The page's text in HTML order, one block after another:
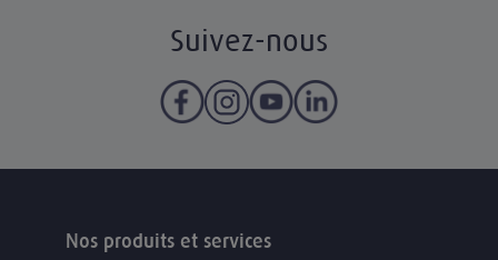
Suivez-nous
Nos produits et services